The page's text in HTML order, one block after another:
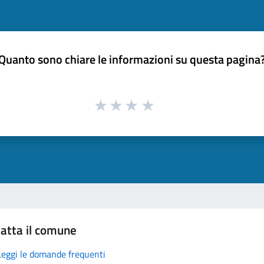
sono chiare le informazioni su questa
il comune
le domande frequenti